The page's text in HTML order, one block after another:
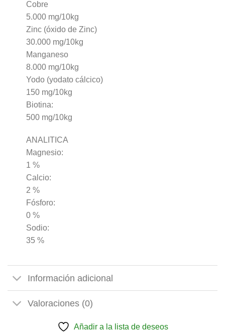
Cobre
5.000 mg/10kg
Zinc (óxido de Zinc)
30.000 mg/10kg
Manganeso
8.000 mg/10kg
Yodo (yodato cálcico)
150 mg/10kg
Biotina:
500 mg/10kg
ANALITICA
Magnesio:
1 %
Calcio:
2 %
Fósforo:
0 %
Sodio:
35 %
Información adicional
Valoraciones (0)
Añadir a la lista de deseos